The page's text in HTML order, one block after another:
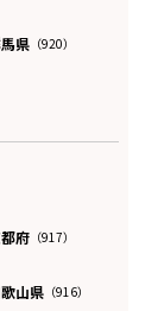
県 （920）
府 （917）
山県 （916）